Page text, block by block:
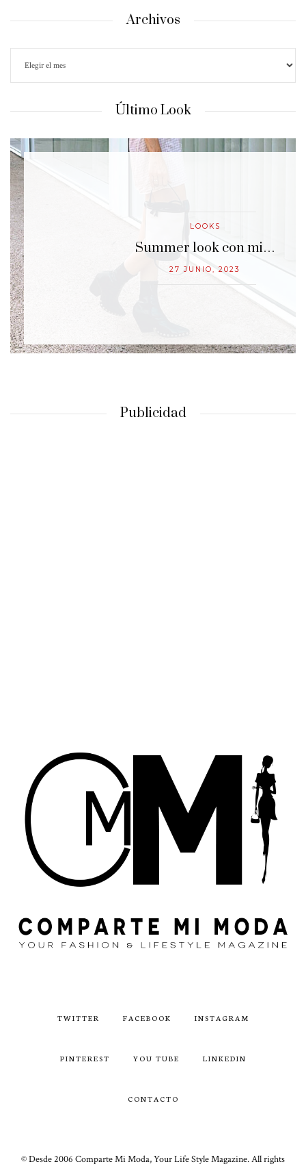
Archivos
Último Look
LOOKS
Summer look con mi…
27 JUNIO, 2023
Publicidad
TWITTER FACEBOOK INSTAGRAM
PINTEREST YOU TUBE LINKEDIN
CONTACTO
© Desde 2006 Comparte Mi Moda, Your Life Style Magazine. All rights